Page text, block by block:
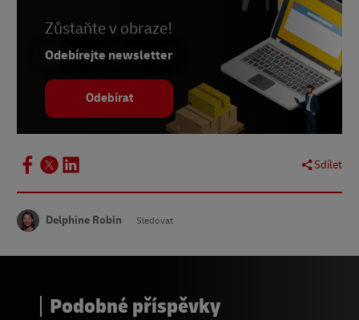
7 –
Statista, květen 2023
Průzkum DHL European Online Shopper
Survey, 2023
Zůstaňte v obraze!
Odebírejte newsletter
Odebírat
Sdílet
Delphine Robin Sledovat
Podobné příspěvky